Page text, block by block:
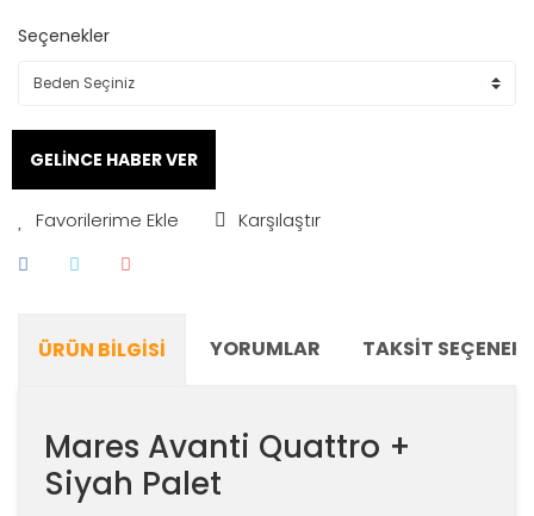
Seçenekler
GELİNCE HABER VER
Karşılaştır
ÜRÜN BILGISI YORUMLAR TAKSIT
Mares Avanti Quattro +
Siyah Palet